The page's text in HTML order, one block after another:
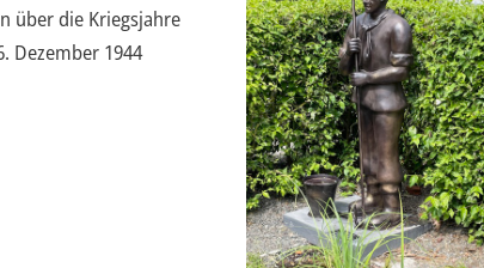
über die Kriegsjahre
Dezember 1944